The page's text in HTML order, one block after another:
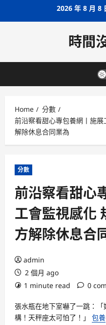
2026 年 8 月 8
時間
Home
分數
前沿察看甜心專包養網丨施
解除休息合同業為
分數
前沿察看甜心
工會監視感化
方解除休息合
admin
2 個月 ago
1 minute read
0
張水瓶在地下室嚇了一跳：
構！天秤座太可怕了！」 包養